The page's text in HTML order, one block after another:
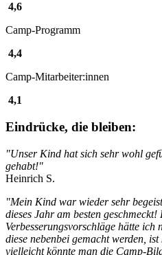
4,6
Camp-Programm
4,4
Camp-Mitarbeiter:innen
4,1
Eindrücke, die bleiben:
"Unser Kind hat sich sehr wohl
gehabt!"
Heinrich S.
"Mein Kind war wieder sehr
dieses Jahr am besten
Verbesserungsvorschläge hätte
diese nebenbei gemacht werden,
vielleicht könnte man die Camp-